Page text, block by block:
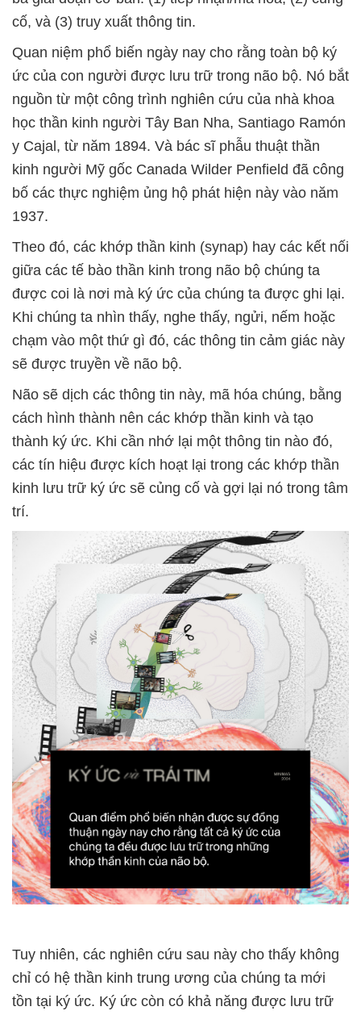
cố, và (3) truy xuất thông tin.
Quan niệm phổ biến ngày nay cho rằng toàn bộ ký
ức của con người được lưu trữ trong não bộ. Nó bắt
nguồn từ một công trình nghiên cứu của nhà khoa
học thần kinh người Tây Ban Nha, Santiago Ramón
y Cajal, từ năm 1894. Và bác sĩ phẫu thuật thần
kinh người Mỹ gốc Canada Wilder Penfield đã công
bố các thực nghiệm ủng hộ phát hiện này vào năm
1937.
Theo đó, các khớp thần kinh (synap) hay các kết nối
giữa các tế bào thần kinh trong não bộ chúng ta
được coi là nơi mà ký ức của chúng ta được ghi lại.
Khi chúng ta nhìn thấy, nghe thấy, ngửi, nếm hoặc
chạm vào một thứ gì đó, các thông tin cảm giác này
sẽ được truyền về não bộ.
Não sẽ dịch các thông tin này, mã hóa chúng, bằng
cách hình thành nên các khớp thần kinh và tạo
thành ký ức. Khi cần nhớ lại một thông tin nào đó,
các tín hiệu được kích hoạt lại trong các khớp thần
kinh lưu trữ ký ức sẽ củng cố và gợi lại nó trong tâm
trí.
Tuy nhiên, các nghiên cứu sau này cho thấy không
chỉ có hệ thần kinh trung ương của chúng ta mới
tồn tại ký ức. Ký ức còn có khả năng được lưu trữ